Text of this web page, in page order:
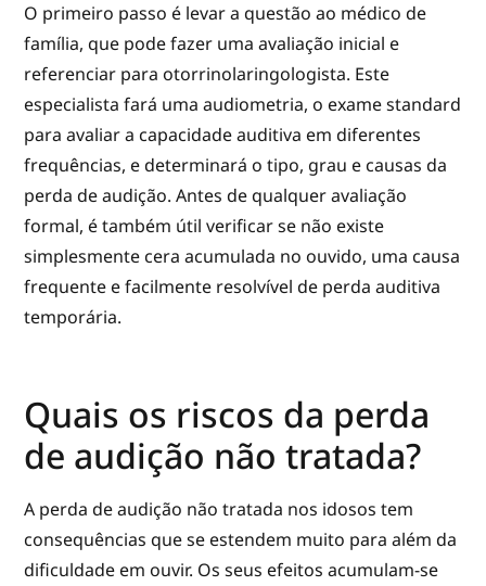
O primeiro passo é levar a questão ao médico de
família, que pode fazer uma avaliação inicial e
referenciar para otorrinolaringologista. Este
especialista fará uma audiometria, o exame standard
para avaliar a capacidade auditiva em diferentes
frequências, e determinará o tipo, grau e causas da
perda de audição. Antes de qualquer avaliação
formal, é também útil verificar se não existe
simplesmente cera acumulada no ouvido, uma causa
frequente e facilmente resolvível de perda auditiva
temporária.
Quais os riscos da perda
de audição não tratada?
A perda de audição não tratada nos idosos tem
consequências que se estendem muito para além da
dificuldade em ouvir. Os seus efeitos acumulam-se